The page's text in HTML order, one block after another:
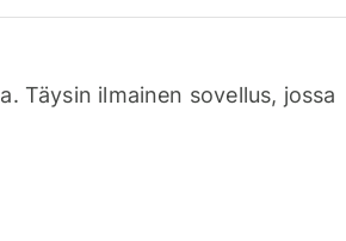
Täysin ilmainen sovellus, jossa